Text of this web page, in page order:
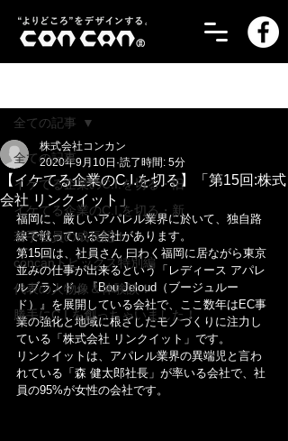
全ての記事
イケてる企業のC.I.を切る・旧
イケてる企業のC.I.を切る・新
若手社員の成長記！
concanトピックス特別編
代表の人物像＆体験談！
勝手にC.I.を創っちゃいました！
全ての記事
【イケてる企業のC.I.を切る】「第15回:株式
会社 リンクイット」
株式会社コンカン
2020年9月10日 読了時間: 5分
福岡に、厳しいアパレル業界に於いて、独自路
線で戦っている会社があります。
第15回は、社員さん 曰わく福岡に居ながら東京
並みの仕事が出来るという「レディース アパレ
ルブランド」『Bou Jeloud（ブージュルー
ド）』を展開している会社で、ここ数年はEC事
業の強化と地域に根ざしたモノづくりに注力し
ている「株式会社 リンクイット」です。
リンクイットは、アパレル業界の異端児と言わ
れている「森 健太郎社長」が率いる会社で、社
員の95%が女性の会社です。